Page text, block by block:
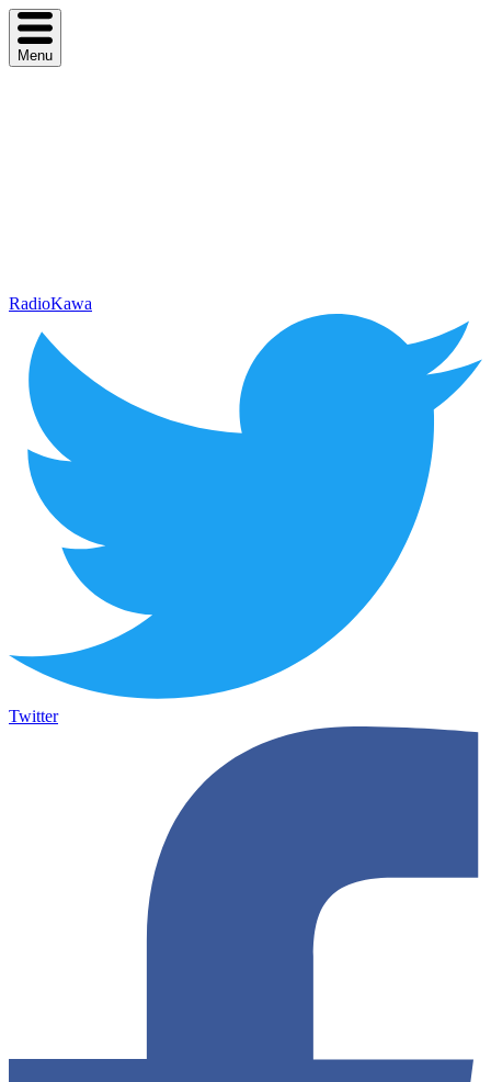
Menu
RadioKawa
Twitter